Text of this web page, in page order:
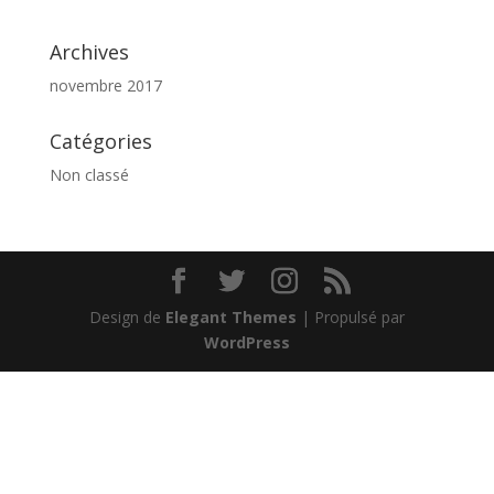
Archives
novembre 2017
Catégories
Non classé
Design de Elegant Themes | Propulsé par
WordPress